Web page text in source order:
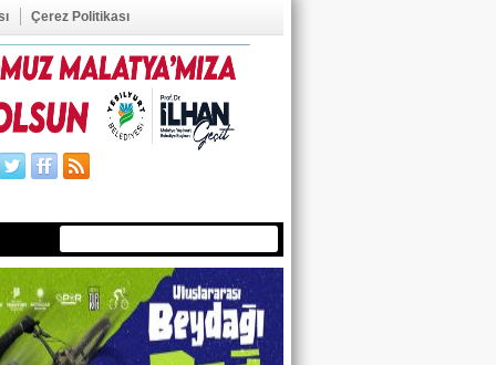
Çerez Politikası